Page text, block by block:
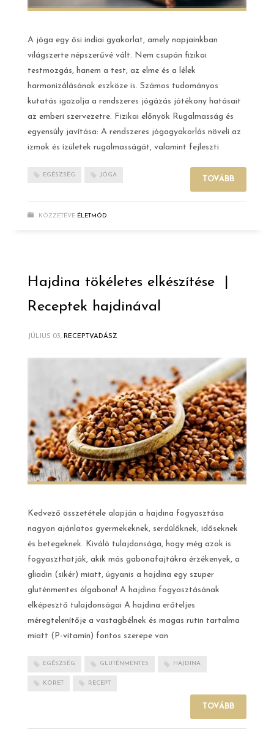
A jóga egy ősi indiai gyakorlat, amely napjainkban
világszerte népszerűvé vált. Nem csupán fizikai
testmozgás, hanem a test, az elme és a lélek
harmonizálásának eszköze is. Számos tudományos
kutatás igazolja a rendszeres jógázás jótékony hatásait
az emberi szervezetre. Fizikai előnyök Rugalmasság és
egyensúly javítása: A rendszeres jógagyakorlás növeli az
izmok és ízületek rugalmasságát, valamint fejleszti
EGÉSZSÉG JÓGA
TOVÁBB
KÖZZÉTÉVE ÉLETMÓD
Hajdina tökéletes elkészítése |
Receptek hajdinával
JÚLIUS 03, RECEPTVADÁSZ
Kedvező összetétele alapján a hajdina fogyasztása
nagyon ajánlatos gyermekeknek, serdülőknek, időseknek
és betegeknek. Kiváló tulajdonsága, hogy még azok is
fogyaszthatják, akik más gabonafajtákra érzékenyek, a
gliadin (sikér) miatt, úgyanis a hajdina egy szuper
gluténmentes álgabona! A hajdina fogyasztásának
elképesztő tulajdonságai A hajdina erőteljes
méregtelenítője a vastagbélnek és magas rutin tartalma
miatt (P-vitamin) fontos szerepe van
EGÉSZSÉG GLUTÉNMENTES HAJDINA
KÖRET RECEPT
TOVÁBB